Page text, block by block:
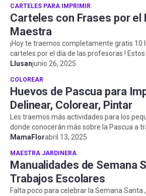
CARTELES PARA IMPRIMIR
Carteles con Frases por el
Maestra
¡Hoy te traemos completamente gratis 10
carteles por el día de las profesoras !
con frases para ...
Llusanjunio 26, 2025
COLOREAR
Huevos de Pascua para
Delinear, Colorear, Pintar
Les traemos más actividades para los
donde conocerán más sobre la Pascua a
incentivan el arte,...
MamaFlorabril 13, 2025
MAESTRA JARDINERA
Manualidades de Semana
Trabajos Escolares
Falta poco para celebrar la Semana Santa